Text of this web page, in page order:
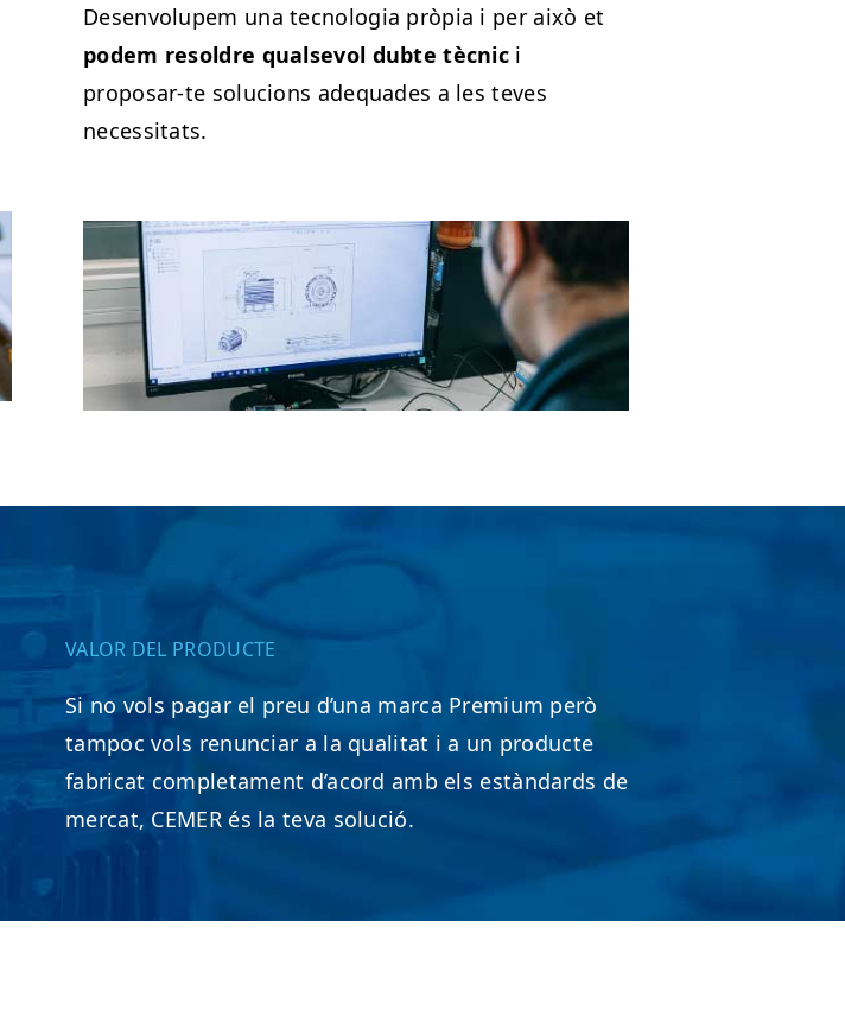
Desenvolupem una tecnologia pròpia i per això et
podem resoldre qualsevol dubte tècnic i
proposar-te solucions adequades a les teves
necessitats.
VALOR DEL PRODUCTE
Si no vols pagar el preu d’una marca Premium però
tampoc vols renunciar a la qualitat i a un producte
fabricat completament d’acord amb els estàndards de
mercat, CEMER és la teva solució.